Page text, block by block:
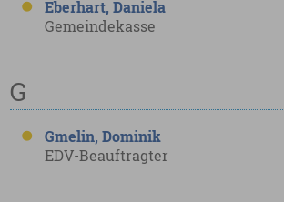
Eberhart, Daniela
Gemeindekasse
G
Gmelin, Dominik
EDV-Beauftragter